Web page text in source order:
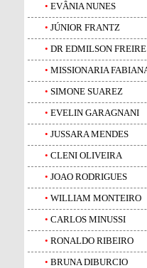
• EVÂNIA NUNES
• JÚNIOR FRANTZ
• DR EDMILSON FREIRE
• MISSIONARIA
• SIMONE SUAREZ
• EVELIN GARAGNANI
• JUSSARA MENDES
• CLENI OLIVEIRA
• JOAO RODRIGUES
• WILLIAM MONTEIRO
• CARLOS MINUSSI
• RONALDO RIBEIRO
• BRUNA DIBURCIO